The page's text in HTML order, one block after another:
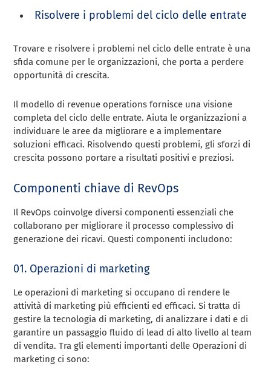
Risolvere i problemi del ciclo delle entrate
Trovare e risolvere i problemi nel ciclo delle entrate è una
sfida comune per le organizzazioni, che porta a perdere
opportunità di crescita.
Il modello di revenue operations fornisce una visione
completa del ciclo delle entrate. Aiuta le organizzazioni a
individuare le aree da migliorare e a implementare
soluzioni efficaci. Risolvendo questi problemi, gli sforzi di
crescita possono portare a risultati positivi e preziosi.
Componenti chiave di RevOps
Il RevOps coinvolge diversi componenti essenziali che
collaborano per migliorare il processo complessivo di
generazione dei ricavi. Questi componenti includono:
01. Operazioni di marketing
Le operazioni di marketing si occupano di rendere le
attività di marketing più efficienti ed efficaci. Si tratta di
gestire la tecnologia di marketing, di analizzare i dati e di
garantire un passaggio fluido di lead di alto livello al team
di vendita. Tra gli elementi importanti delle Operazioni di
marketing ci sono: